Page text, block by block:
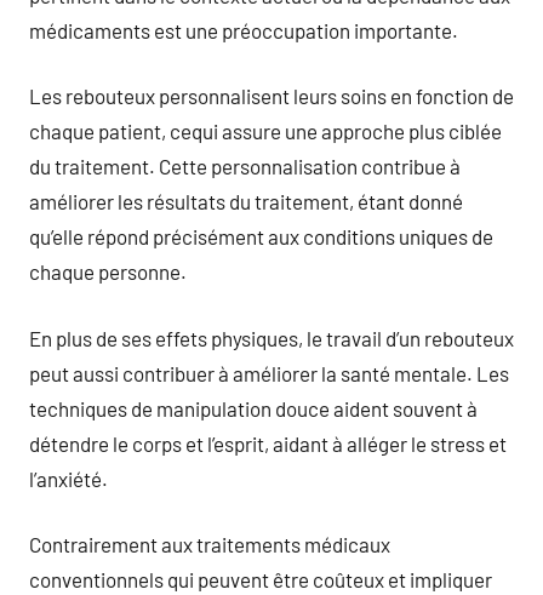
médicaments est une préoccupation importante.
Les rebouteux personnalisent leurs soins en fonction de
chaque patient, cequi assure une approche plus ciblée
du traitement. Cette personnalisation contribue à
améliorer les résultats du traitement, étant donné
qu’elle répond précisément aux conditions uniques de
chaque personne.
En plus de ses effets physiques, le travail d’un rebouteux
peut aussi contribuer à améliorer la santé mentale. Les
techniques de manipulation douce aident souvent à
détendre le corps et l’esprit, aidant à alléger le stress et
l’anxiété.
Contrairement aux traitements médicaux
conventionnels qui peuvent être coûteux et impliquer